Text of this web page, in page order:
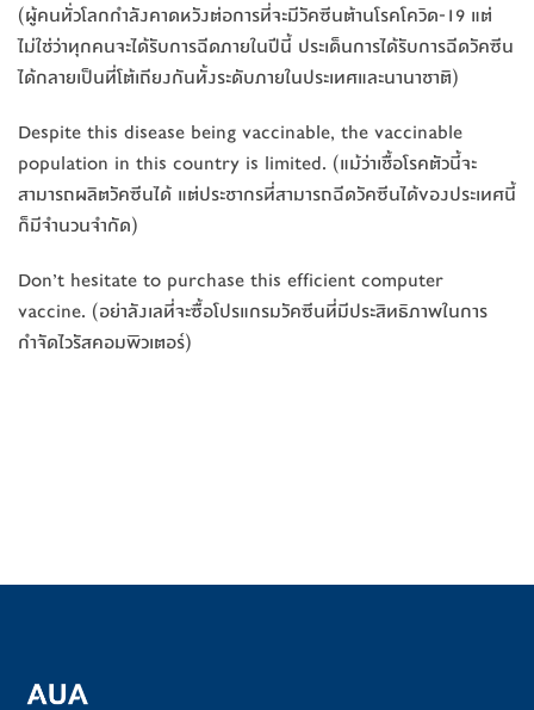
(ผู้คนทั่วโลกกำลังคาดหวังต่อการที่จะมีวัคซีนต้านโรคโควิด-19 แต่
ไม่ใช่ว่าทุกคนจะได้รับการฉีดภายในปีนี้ ประเด็นการได้รับการฉีดวัคซีน
ได้กลายเป็นที่โต้เถียงกันทั้งระดับภายในประเทศและนานาชาติ)
Despite this disease being vaccinable, the vaccinable
population in this country is limited. (แม้ว่าเชื้อโรคตัวนี้จะ
สามารถผลิตวัคซีนได้ แต่ประชากรที่สามารถฉีดวัคซีนได้ของประเทศนี้
ก็มีจำนวนจำกัด)
Don’t hesitate to purchase this efficient computer
vaccine. (อย่าลังเลที่จะซื้อโปรแกรมวัคซีนที่มีประสิทธิภาพในการ
กำจัดไวรัสคอมพิวเตอร์)